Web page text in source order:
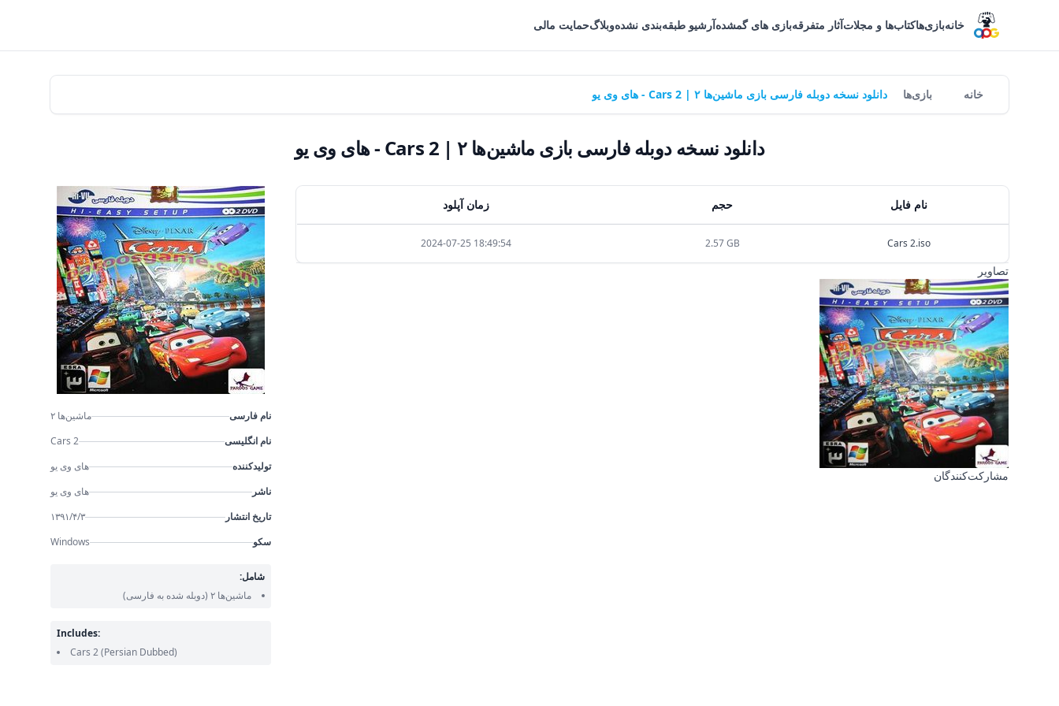
خانهبازی‌هاکتاب‌ها و مجلاتآثار متفرقهبازی های گمشدهآرشیو طبقه‌بندی نشدهوبلاگحمایت مالی
خانه بازی‌ها دانلود نسخه دوبله فارسی بازی ماشین‌ها ۲ | Cars 2 - های وی یو
دانلود نسخه دوبله فارسی بازی ماشین‌ها ۲ | Cars 2 - های وی یو
نام فایل حجم زمان آپلود
Cars 2.iso
2.57 GB
2024-07-25 18:49:54
تصاویر
مشارکت‌کنندگان
نام فارسی
ماشین‌ها ۲
نام انگلیسی
Cars 2
تولیدکننده
های وی یو
ناشر
های وی یو
تاریخ انتشار
۱۳۹۱/۴/۳
سکو
Windows
شامل:
ماشین‌ها ۲
(دوبله شده به فارسی)
Includes:
Cars 2(Persian Dubbed)